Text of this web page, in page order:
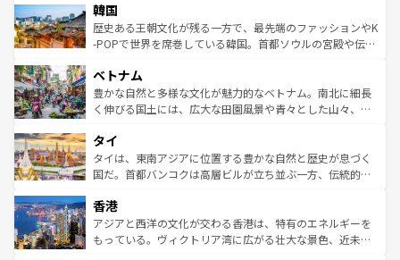
ワイを、存分に味わってほしい。 なお、新着のハワイ情報
はコンテンツ一覧を参照してほしい。
いる。アクティビティも充実しており、サーフィンやダイ
ビング、ハイキングなど、アウトドア好きにはたまらな
い。オーストラリアの多彩な魅力を存分に味わいつくそ
参照してほしい。
ン）、静ひつな山岳地帯である台湾東部など、都市の喧騒
と山間の静けさが共存しており、訪れる人に新しい発見と
驚きをもたらしてくれる。また、奥深い台湾の食文化も魅
容にもいいと評判のスイーツなど、バラエティ豊かな料理
が味わえる。 なお、新着の台湾情報は コンテンツ一覧を参
照してほしい。
韓国
歴史ある王朝文化が残る一方で、最先端のファッションやK
-POPで世界を席巻している韓国。首都ソウルの宮殿や伝統
き、地方に足を延ばせば四季折々の自然美を楽しむことが
できる。そして、キムチや焼肉、絶品のストリートフード
まで、さまざまな韓国料理が待っている。夜には、韓国な
リティに包まれながら、韓国の多彩な魅力を心ゆくまで味
わってみてほしい。 なお、新着の韓国情報はコンテンツ一
覧を参照してほしい。
ベトナム
豊かな自然と多様な文化が魅力的なベトナム。南北に細長
く伸びる国土には、広大な田園風景や青々とした山々、世
急速な発展と共に伝統が息づく。ハノイの古い町並みやホ
ーチミン市のフランス統治時代の建物も、独特の雰囲気を
醸し出している。また、バラエティの豊かさとおいしさで
とつ。フォーやバインミー、ベトナムコーヒーなどは、ぜ
ひ現地で味わいたい。どの地域を訪れてもあたたかい人々
が旅行者を迎えてくれるので、きっと忘れられない旅にな
タイ
タイは、東南アジアに位置する豊かな自然と歴史が息づく
国だ。首都バンコクは高層ビルが立ち並ぶ一方、伝統的な
の活気が交差している。北部ではチェンマイなどの山岳地
帯で自然と触れ合い、南部ではプーケットやクラビの美し
いビーチでリゾート気分を楽しむことができる。タイ料理
香港
アジアと西洋の文化が交わる香港は、特有のエネルギーを
もっている。ヴィクトリア湾に広がる壮大な景色、近未来